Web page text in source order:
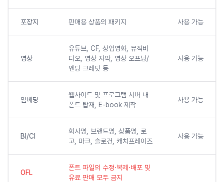
포장지 판매용 상품의 패키지 사용 가능
영상
유튜브, CF, 상업영화, 뮤직비
디오, 영상 자막, 영상 오프닝/
엔딩 크레딧 등
사용 가능
임베딩
웹사이트 및 프로그램 서버 내
폰트 탑재, E-book 제작
사용 가능
BI/CI
회사명, 브랜드명, 상품명, 로
고, 마크, 슬로건, 캐치프레이즈
사용 가능
OFL
폰트 파일의 수정·복제·배포 및
유료 판매 모두 금지